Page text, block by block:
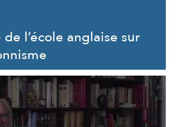
de l’école anglaise sur